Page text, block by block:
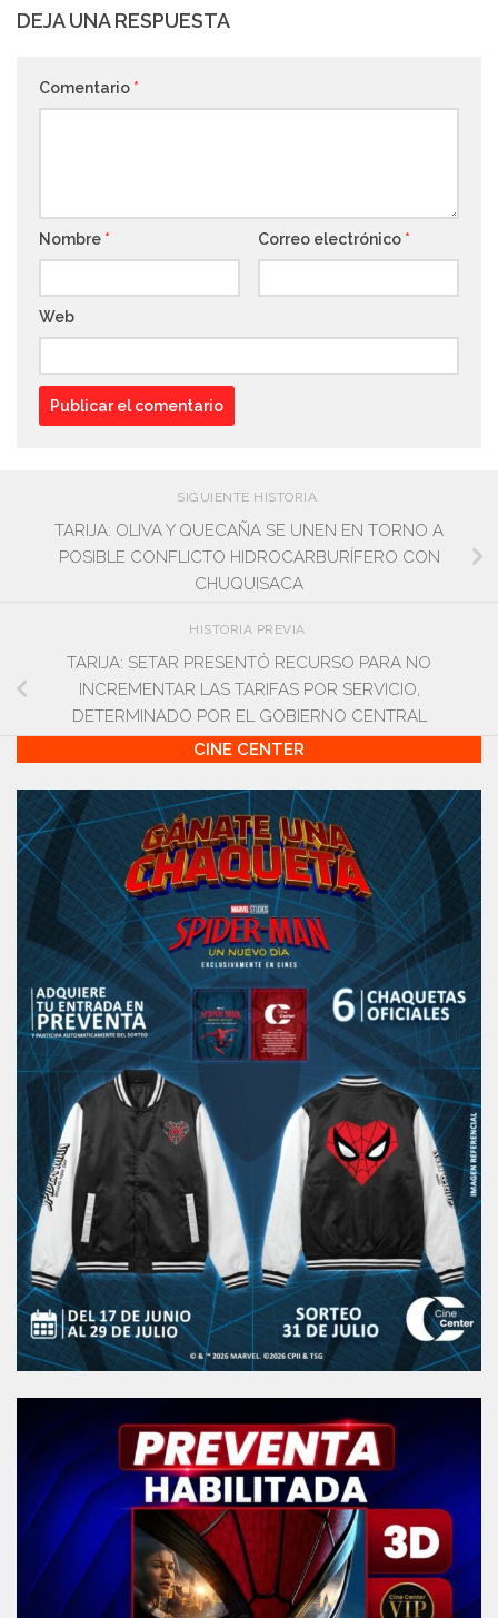
DEJA UNA RESPUESTA
Comentario *
Nombre * Correo electrónico *
Web
SIGUIENTE HISTORIA
TARIJA: OLIVA Y QUECAÑA SE UNEN EN TORNO A
POSIBLE CONFLICTO HIDROCARBURÍFERO CON
CHUQUISACA
HISTORIA PREVIA
TARIJA: SETAR PRESENTÓ RECURSO PARA NO
INCREMENTAR LAS TARIFAS POR SERVICIO,
DETERMINADO POR EL GOBIERNO CENTRAL
CINE CENTER